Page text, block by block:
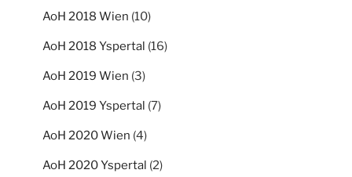
AoH 2018 Wien (10)
AoH 2018 Yspertal (16)
AoH 2019 Wien (3)
AoH 2019 Yspertal (7)
AoH 2020 Wien (4)
AoH 2020 Yspertal (2)